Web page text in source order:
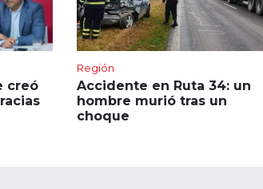
creó
Región
Accidente en Ruta 34: un
hombre murió tras un
choque